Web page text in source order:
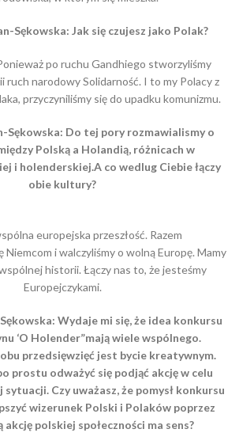
Sękowska: Jak się czujesz jako Polak?
po ruchu Gandhiego stworzyliśmy
ruch narodowy Solidarność. I to my Polacy z
przyczyniliśmy się do upadku komunizmu.
Sękowska: Do tej pory rozmawialismy o
Polską a Holandią, różnicach w
i holenderskiej.A co wedlug Ciebie łączy
obie kultury?
europejska przeszłość. Razem
i walczyliśmy o wolną Europę. Mamy
historii. Łączy nas to, że jesteśmy
Europejczykami.
Wydaje mi się, że idea konkursu
‘O Holender”mają wiele wspólnego.
przedsięwzięć jest bycie kreatywnym.
prostu odważyć się podjąć akcję w celu
Czy uważasz, że pomysł konkursu
wizerunek Polski i Polaków poprzez
polskiej społeczności ma sens?